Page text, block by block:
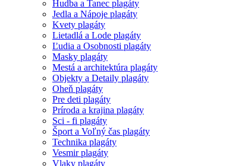
Hudba a Tanec plagáty
Jedla a Nápoje plagáty
Kvety plagáty
Lietadlá a Lode plagáty
Ľudia a Osobnosti plagáty
Masky plagáty
Mestá a architektúra plagáty
Objekty a Detaily plagáty
Oheň plagáty
Pre deti plagáty
Príroda a krajina plagáty
Sci - fi plagáty
Šport a Voľný čas plagáty
Technika plagáty
Vesmir plagáty
Vlaky plagáty